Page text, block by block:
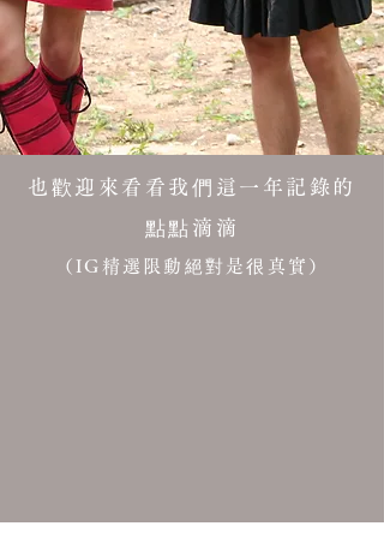
也歡迎來看看我們這一年記錄的
點點滴滴
（IG精選限動絕對是很真實）